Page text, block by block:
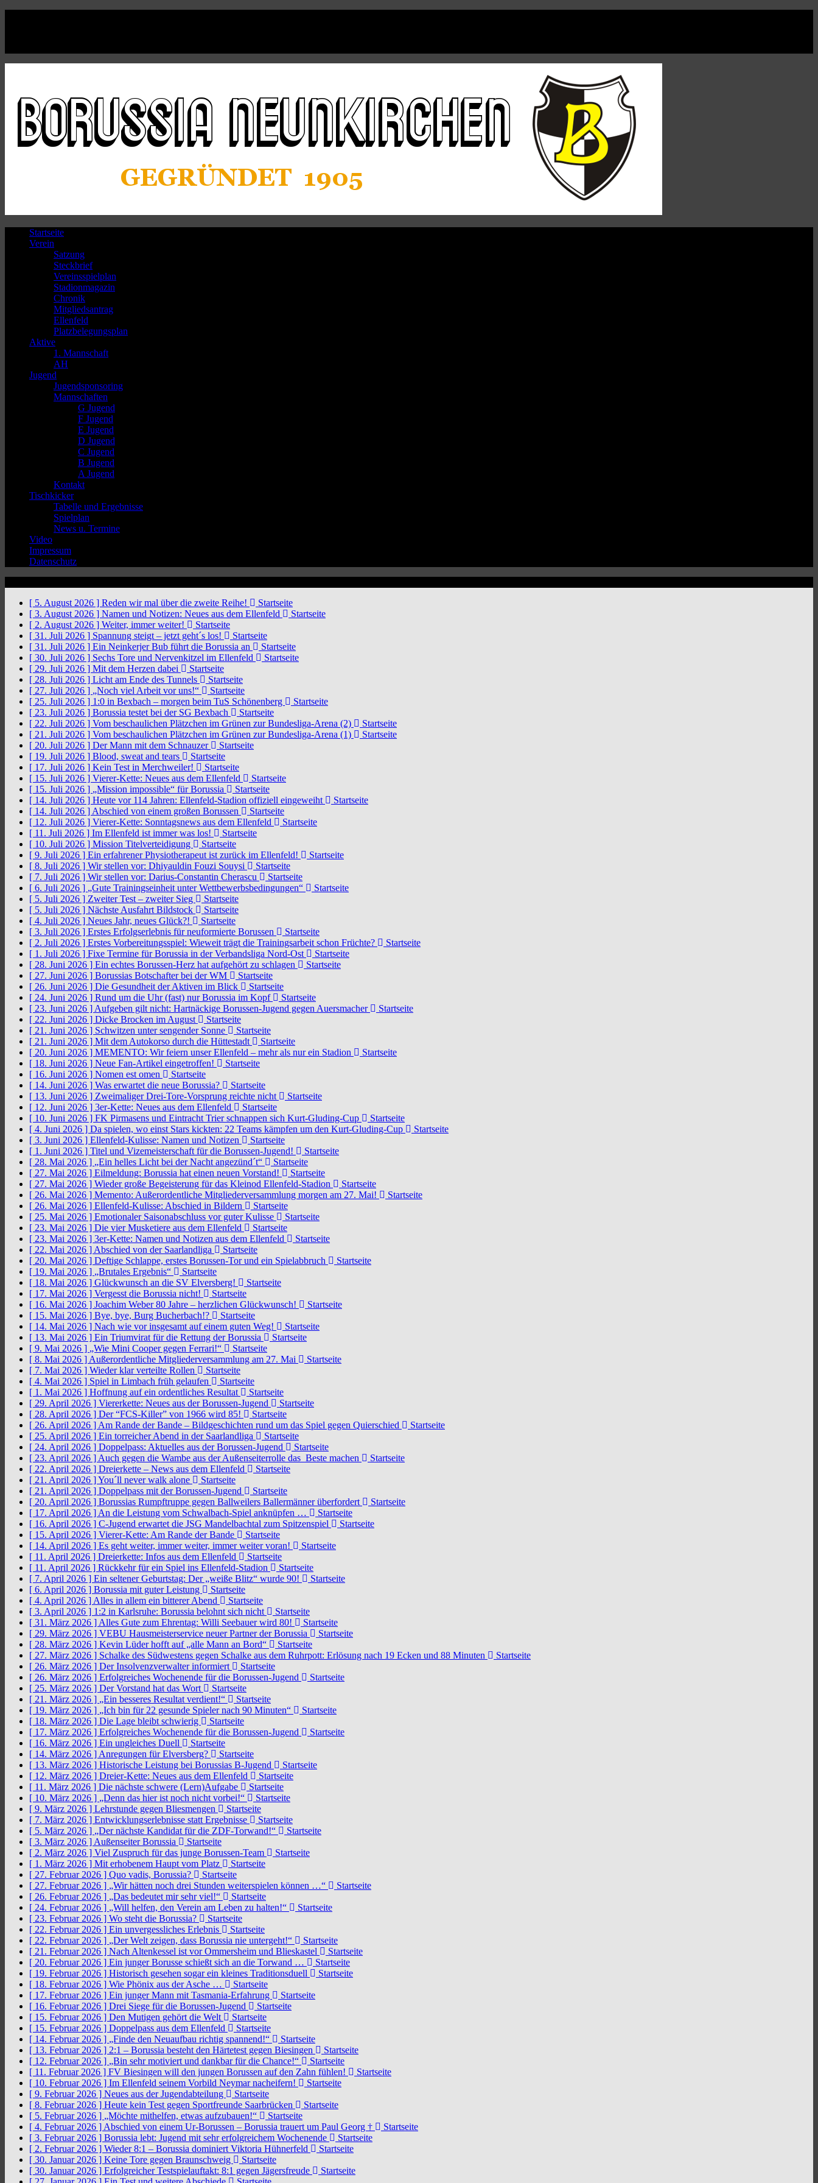
Startseite
Verein
Satzung
Steckbrief
Vereinsspielplan
Stadionmagazin
Chronik
Mitgliedsantrag
Ellenfeld
Platzbelegungsplan
Aktive
1. Mannschaft
AH
Jugend
Jugendsponsoring
Mannschaften
G Jugend
F Jugend
E Jugend
D Jugend
C Jugend
B Jugend
A Jugend
Kontakt
Tischkicker
Tabelle und Ergebnisse
Spielplan
News u. Termine
Video
Impressum
Datenschutz
[ 5. August 2026 ] Reden wir mal über die zweite Reihe!
Startseite
[ 3. August 2026 ] Namen und Notizen: Neues aus dem Ellenfeld
Startseite
[ 2. August 2026 ] Weiter, immer weiter!
Startseite
[ 31. Juli 2026 ] Spannung steigt – jetzt geht´s los!
Startseite
[ 31. Juli 2026 ] Ein Neinkerjer Bub führt die Borussia an
Startseite
[ 30. Juli 2026 ] Sechs Tore und Nervenkitzel im Ellenfeld
Startseite
[ 29. Juli 2026 ] Mit dem Herzen dabei
Startseite
[ 28. Juli 2026 ] Licht am Ende des Tunnels
Startseite
[ 27. Juli 2026 ] „Noch viel Arbeit vor uns!“
Startseite
[ 25. Juli 2026 ] 1:0 in Bexbach – morgen beim TuS Schönenberg
Startseite
[ 23. Juli 2026 ] Borussia testet bei der SG Bexbach
Startseite
[ 22. Juli 2026 ] Vom beschaulichen Plätzchen im Grünen zur Bundesliga-Arena (2)
Startseite
[ 21. Juli 2026 ] Vom beschaulichen Plätzchen im Grünen zur Bundesliga-Arena (1)
Startseite
[ 20. Juli 2026 ] Der Mann mit dem Schnauzer
Startseite
[ 19. Juli 2026 ] Blood, sweat and tears
Startseite
[ 17. Juli 2026 ] Kein Test in Merchweiler!
Startseite
[ 15. Juli 2026 ] Vierer-Kette: Neues aus dem Ellenfeld
Startseite
[ 15. Juli 2026 ] „Mission impossible“ für Borussia
Startseite
[ 14. Juli 2026 ] Heute vor 114 Jahren: Ellenfeld-Stadion offiziell eingeweiht
Startseite
[ 14. Juli 2026 ] Abschied von einem großen Borussen
Startseite
[ 12. Juli 2026 ] Vierer-Kette: Sonntagsnews aus dem Ellenfeld
Startseite
[ 11. Juli 2026 ] Im Ellenfeld ist immer was los!
Startseite
[ 10. Juli 2026 ] Mission Titelverteidigung
Startseite
[ 9. Juli 2026 ] Ein erfahrener Physiotherapeut ist zurück im Ellenfeld!
Startseite
[ 8. Juli 2026 ] Wir stellen vor: Dhiyauldin Fouzi Souysi
Startseite
[ 7. Juli 2026 ] Wir stellen vor: Darius-Constantin Cherascu
Startseite
[ 6. Juli 2026 ] „Gute Trainingseinheit unter Wettbewerbsbedingungen“
Startseite
[ 5. Juli 2026 ] Zweiter Test – zweiter Sieg
Startseite
[ 5. Juli 2026 ] Nächste Ausfahrt Bildstock
Startseite
[ 4. Juli 2026 ] Neues Jahr, neues Glück?!
Startseite
[ 3. Juli 2026 ] Erstes Erfolgserlebnis für neuformierte Borussen
Startseite
[ 2. Juli 2026 ] Erstes Vorbereitungsspiel: Wieweit trägt die Trainingsarbeit schon Früchte?
Startseite
[ 1. Juli 2026 ] Fixe Termine für Borussia in der Verbandsliga Nord-Ost
Startseite
[ 28. Juni 2026 ] Ein echtes Borussen-Herz hat aufgehört zu schlagen
Startseite
[ 27. Juni 2026 ] Borussias Botschafter bei der WM
Startseite
[ 26. Juni 2026 ] Die Gesundheit der Aktiven im Blick
Startseite
[ 24. Juni 2026 ] Rund um die Uhr (fast) nur Borussia im Kopf
Startseite
[ 23. Juni 2026 ] Aufgeben gilt nicht: Hartnäckige Borussen-Jugend gegen Auersmacher
Startseite
[ 22. Juni 2026 ] Dicke Brocken im August
Startseite
[ 21. Juni 2026 ] Schwitzen unter sengender Sonne
Startseite
[ 21. Juni 2026 ] Mit dem Autokorso durch die Hüttestadt
Startseite
[ 20. Juni 2026 ] MEMENTO: Wir feiern unser Ellenfeld – mehr als nur ein Stadion
Startseite
[ 18. Juni 2026 ] Neue Fan-Artikel eingetroffen!
Startseite
[ 16. Juni 2026 ] Nomen est omen
Startseite
[ 14. Juni 2026 ] Was erwartet die neue Borussia?
Startseite
[ 13. Juni 2026 ] Zweimaliger Drei-Tore-Vorsprung reichte nicht
Startseite
[ 12. Juni 2026 ] 3er-Kette: Neues aus dem Ellenfeld
Startseite
[ 10. Juni 2026 ] FK Pirmasens und Eintracht Trier schnappen sich Kurt-Gluding-Cup
Startseite
[ 4. Juni 2026 ] Da spielen, wo einst Stars kickten: 22 Teams kämpfen um den Kurt-Gluding-Cup
Startseite
[ 3. Juni 2026 ] Ellenfeld-Kulisse: Namen und Notizen
Startseite
[ 1. Juni 2026 ] Titel und Vizemeisterschaft für die Borussen-Jugend!
Startseite
[ 28. Mai 2026 ] „Ein helles Licht bei der Nacht angezünd´t“
Startseite
[ 27. Mai 2026 ] Eilmeldung: Borussia hat einen neuen Vorstand!
Startseite
[ 27. Mai 2026 ] Wieder große Begeisterung für das Kleinod Ellenfeld-Stadion
Startseite
[ 26. Mai 2026 ] Memento: Außerordentliche Mitgliederversammlung morgen am 27. Mai!
Startseite
[ 26. Mai 2026 ] Ellenfeld-Kulisse: Abschied in Bildern
Startseite
[ 25. Mai 2026 ] Emotionaler Saisonabschluss vor guter Kulisse
Startseite
[ 23. Mai 2026 ] Die vier Musketiere aus dem Ellenfeld
Startseite
[ 23. Mai 2026 ] 3er-Kette: Namen und Notizen aus dem Ellenfeld
Startseite
[ 22. Mai 2026 ] Abschied von der Saarlandliga
Startseite
[ 20. Mai 2026 ] Deftige Schlappe, erstes Borussen-Tor und ein Spielabbruch
Startseite
[ 19. Mai 2026 ] „Brutales Ergebnis“
Startseite
[ 18. Mai 2026 ] Glückwunsch an die SV Elversberg!
Startseite
[ 17. Mai 2026 ] Vergesst die Borussia nicht!
Startseite
[ 16. Mai 2026 ] Joachim Weber 80 Jahre – herzlichen Glückwunsch!
Startseite
[ 15. Mai 2026 ] Bye, bye, Burg Bucherbach!?
Startseite
[ 14. Mai 2026 ] Nach wie vor insgesamt auf einem guten Weg!
Startseite
[ 13. Mai 2026 ] Ein Triumvirat für die Rettung der Borussia
Startseite
[ 9. Mai 2026 ] „Wie Mini Cooper gegen Ferrari!“
Startseite
[ 8. Mai 2026 ] Außerordentliche Mitgliederversammlung am 27. Mai
Startseite
[ 7. Mai 2026 ] Wieder klar verteilte Rollen
Startseite
[ 4. Mai 2026 ] Spiel in Limbach früh gelaufen
Startseite
[ 1. Mai 2026 ] Hoffnung auf ein ordentliches Resultat
Startseite
[ 29. April 2026 ] Viererkette: Neues aus der Borussen-Jugend
Startseite
[ 28. April 2026 ] Der “FCS-Killer” von 1966 wird 85!
Startseite
[ 26. April 2026 ] Am Rande der Bande – Bildgeschichten rund um das Spiel gegen Quierschied
Startseite
[ 25. April 2026 ] Ein torreicher Abend in der Saarlandliga
Startseite
[ 24. April 2026 ] Doppelpass: Aktuelles aus der Borussen-Jugend
Startseite
[ 23. April 2026 ] Auch gegen die Wambe aus der Außenseiterrolle das Beste machen
Startseite
[ 22. April 2026 ] Dreierkette – News aus dem Ellenfeld
Startseite
[ 21. April 2026 ]You´ll never walk alone
Startseite
[ 21. April 2026 ] Doppelpass mit der Borussen-Jugend
Startseite
[ 20. April 2026 ] Borussias Rumpftruppe gegen Ballweilers Ballermänner überfordert
Startseite
[ 17. April 2026 ] An die Leistung vom Schwalbach-Spiel anknüpfen …
Startseite
[ 16. April 2026 ] C-Jugend erwartet die JSG Mandelbachtal zum Spitzenspiel
Startseite
[ 15. April 2026 ] Vierer-Kette: Am Rande der Bande
Startseite
[ 14. April 2026 ] Es geht weiter, immer weiter, immer weiter voran!
Startseite
[ 11. April 2026 ] Dreierkette: Infos aus dem Ellenfeld
Startseite
[ 11. April 2026 ] Rückkehr für ein Spiel ins Ellenfeld-Stadion
Startseite
[ 7. April 2026 ] Ein seltener Geburtstag: Der „weiße Blitz“ wurde 90!
Startseite
[ 6. April 2026 ] Borussia mit guter Leistung
Startseite
[ 4. April 2026 ] Alles in allem ein bitterer Abend
Startseite
[ 3. April 2026 ] 1:2 in Karlsruhe: Borussia belohnt sich nicht
Startseite
[ 31. März 2026 ] Alles Gute zum Ehrentag: Willi Seebauer wird 80!
Startseite
[ 29. März 2026 ] VEBU Hausmeisterservice neuer Partner der Borussia
Startseite
[ 28. März 2026 ] Kevin Lüder hofft auf „alle Mann an Bord“
Startseite
[ 27. März 2026 ] Schalke des Südwestens gegen Schalke aus dem Ruhrpott: Erlösung nach 19 Ecken und 88 Minuten
Startseite
[ 26. März 2026 ] Der Insolvenzverwalter informiert
Startseite
[ 26. März 2026 ] Erfolgreiches Wochenende für die Borussen-Jugend
Startseite
[ 25. März 2026 ] Der Vorstand hat das Wort
Startseite
[ 21. März 2026 ] „Ein besseres Resultat verdient!“
Startseite
[ 19. März 2026 ] „Ich bin für 22 gesunde Spieler nach 90 Minuten“
Startseite
[ 18. März 2026 ] Die Lage bleibt schwierig
Startseite
[ 17. März 2026 ] Erfolgreiches Wochenende für die Borussen-Jugend
Startseite
[ 16. März 2026 ] Ein ungleiches Duell
Startseite
[ 14. März 2026 ] Anregungen für Elversberg?
Startseite
[ 13. März 2026 ] Historische Leistung bei Borussias B-Jugend
Startseite
[ 12. März 2026 ] Dreier-Kette: Neues aus dem Ellenfeld
Startseite
[ 11. März 2026 ] Die nächste schwere (Lern)Aufgabe
Startseite
[ 10. März 2026 ] „Denn das hier ist noch nicht vorbei!“
Startseite
[ 9. März 2026 ] Lehrstunde gegen Bliesmengen
Startseite
[ 7. März 2026 ] Entwicklungserlebnisse statt Ergebnisse
Startseite
[ 5. März 2026 ] „Der nächste Kandidat für die ZDF-Torwand!“
Startseite
[ 3. März 2026 ] Außenseiter Borussia
Startseite
[ 2. März 2026 ] Viel Zuspruch für das junge Borussen-Team
Startseite
[ 1. März 2026 ] Mit erhobenem Haupt vom Platz
Startseite
[ 27. Februar 2026 ] Quo vadis, Borussia?
Startseite
[ 27. Februar 2026 ] „Wir hätten noch drei Stunden weiterspielen können …“
Startseite
[ 26. Februar 2026 ] „Das bedeutet mir sehr viel!“
Startseite
[ 24. Februar 2026 ] „Will helfen, den Verein am Leben zu halten!“
Startseite
[ 23. Februar 2026 ] Wo steht die Borussia?
Startseite
[ 22. Februar 2026 ] Ein unvergessliches Erlebnis
Startseite
[ 22. Februar 2026 ] „Der Welt zeigen, dass Borussia nie untergeht!“
Startseite
[ 21. Februar 2026 ] Nach Altenkessel ist vor Ommersheim und Blieskastel
Startseite
[ 20. Februar 2026 ] Ein junger Borusse schießt sich an die Torwand …
Startseite
[ 19. Februar 2026 ] Historisch gesehen sogar ein kleines Traditionsduell
Startseite
[ 18. Februar 2026 ] Wie Phönix aus der Asche …
Startseite
[ 17. Februar 2026 ] Ein junger Mann mit Tasmania-Erfahrung
Startseite
[ 16. Februar 2026 ] Drei Siege für die Borussen-Jugend
Startseite
[ 15. Februar 2026 ] Den Mutigen gehört die Welt
Startseite
[ 15. Februar 2026 ] Doppelpass aus dem Ellenfeld
Startseite
[ 14. Februar 2026 ] „Finde den Neuaufbau richtig spannend!“
Startseite
[ 13. Februar 2026 ] 2:1 – Borussia besteht den Härtetest gegen Biesingen
Startseite
[ 12. Februar 2026 ] „Bin sehr motiviert und dankbar für die Chance!“
Startseite
[ 11. Februar 2026 ] FV Biesingen will den jungen Borussen auf den Zahn fühlen!
Startseite
[ 10. Februar 2026 ] Im Ellenfeld seinem Vorbild Neymar nacheifern!
Startseite
[ 9. Februar 2026 ] Neues aus der Jugendabteilung
Startseite
[ 8. Februar 2026 ] Heute kein Test gegen Sportfreunde Saarbrücken
Startseite
[ 5. Februar 2026 ] „Möchte mithelfen, etwas aufzubauen!“
Startseite
[ 4. Februar 2026 ] Abschied von einem Ur-Borussen – Borussia trauert um Paul Georg †
Startseite
[ 3. Februar 2026 ] Borussia lebt: Jugend mit sehr erfolgreichem Wochenende
Startseite
[ 2. Februar 2026 ] Wieder 8:1 – Borussia dominiert Viktoria Hühnerfeld
Startseite
[ 30. Januar 2026 ] Keine Tore gegen Braunschweig
Startseite
[ 30. Januar 2026 ] Erfolgreicher Testspielauftakt: 8:1 gegen Jägersfreude
Startseite